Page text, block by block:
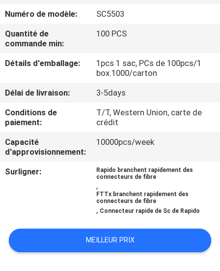
VISITE
D'USINE
CONTRÔLE
QUALITÉ
CONTACTEZ-
NOUS
NOUVELLES
PLAN
Numéro de modèle:
SC5503
Quantité de
commande min:
100 PCS
Détails d'emballage:
1pcs 1 sac, PCs de 100pcs/1
box.1000/carton
Délai de livraison:
3-5days
Conditions de
paiement:
T/T, Western Union, carte de
crédit
Capacité
d'approvisionnement:
10000pcs/week
Surligner:
Rapido branchent rapidement des
connecteurs de fibre
,
FTTx branchent rapidement des
connecteurs de fibre
, Connecteur rapide de Sc de Rapido
MEILLEUR PRIX